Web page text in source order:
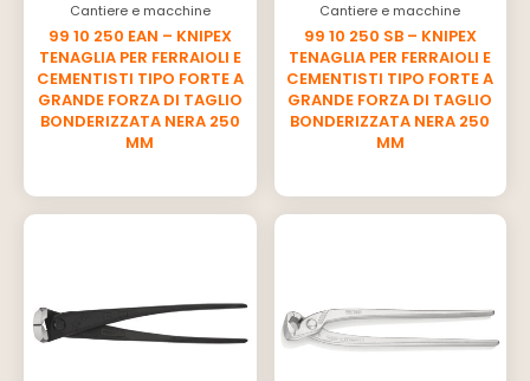
Cantiere e macchine
99 10 250 EAN – KNIPEX
TENAGLIA PER FERRAIOLI E
CEMENTISTI TIPO FORTE A
GRANDE FORZA DI TAGLIO
BONDERIZZATA NERA 250
MM
Cantiere e macchine
99 10 250 SB – KNIPEX
TENAGLIA PER FERRAIOLI E
CEMENTISTI TIPO FORTE A
GRANDE FORZA DI TAGLIO
BONDERIZZATA NERA 250
MM